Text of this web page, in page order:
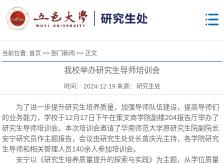
当前位置:首页 >>部门新闻 >> 正文
我校举办研究生导师培训会
时间： 2024-12-19 来源： 研究生处
为了进一步提升研究生培养质量，加强导师队伍建设，提高导师们
的业务能力，学校于12月17日下午在策文商学院副楼204报告厅举办了
研究生导师培训会。本次培训会邀请了华南师范大学原研究生院副院长
安宁研究员作主题报告，会议由研究生处处长曾庆光主持，各学院研究
生导师和相关管理人员140余人参加培训会。
安宁以《研究生培养质量提升的探索与实践》为主题，从学位质量